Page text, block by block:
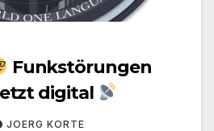
Funkstörungen
digital
JOERG KORTE